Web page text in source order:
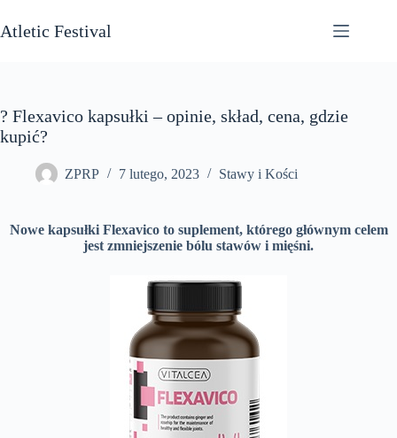
do
treści
Atletic Festival
? Flexavico kapsułki – opinie, skład, cena, gdzie
kupić?
ZPRP 7 lutego, 2023 Stawy i Kości
Nowe kapsułki Flexavico to suplement, którego głównym celem
jest zmniejszenie bólu stawów i mięśni.